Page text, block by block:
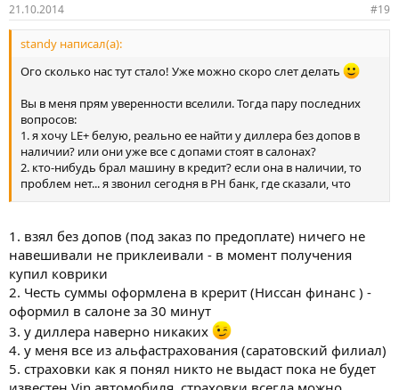
21.10.2014 #19
standy написал(а):
Ого сколько нас тут стало! Уже можно скоро слет делать
Вы в меня прям уверенности вселили. Тогда пару последних
вопросов:
1. я хочу LE+ белую, реально ее найти у диллера без допов в
наличии? или они уже все с допами стоят в салонах?
2. кто-нибудь брал машину в кредит? если она в наличии, то
проблем нет... я звонил сегодня в РН банк, где сказали, что
документы подать на кредит можно через дилера по
для оформления. Так вот, если машина в наличии, то все круто,
а вот если забирать через 1 месяц...
3. какие допы вы однозначно советуете сразу поставить у
дилера?
4. где стоит оформлять КАСКО и ОСАГО? дешевле ехать с
оформленной у нас или в Москве?
5. если оформлять у нас, то я так понимаю, заранее у дилера
узнается VIN код машины. А вдруг именно в этой машине
найдешь какие-нибудь дефекты? страховки уже не
поменяешь...
1. взял без допов (под заказ по предоплате) ничего не
навешивали не приклеивали - в момент получения
купил коврики
2. Честь суммы оформлена в крерит (Ниссан финанс ) -
оформил в салоне за 30 минут
3. у диллера наверно никаких
4. у меня все из альфастрахования (саратовский филиал)
5. страховки как я понял никто не выдаст пока не будет